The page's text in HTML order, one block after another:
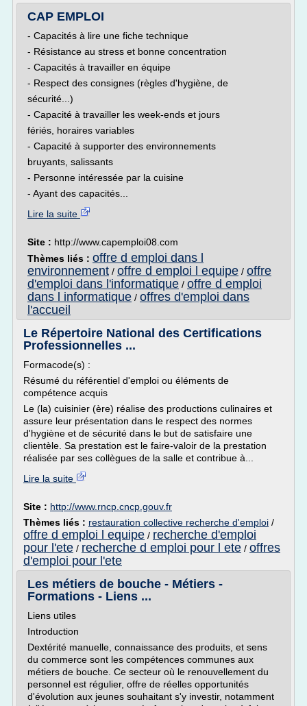
CAP EMPLOI
- Capacités à lire une fiche technique
- Résistance au stress et bonne concentration
- Capacités à travailler en équipe
- Respect des consignes (règles d'hygiène, de
sécurité...)
- Capacité à travailler les week-ends et jours
fériés, horaires variables
- Capacité à supporter des environnements
bruyants, salissants
- Personne intéressée par la cuisine
- Ayant des capacités...
Lire la suite
Site : http://www.capemploi08.com
Thèmes liés : offre d emploi dans l
environnement / offre d emploi l equipe / offre
d'emploi dans l'informatique / offre d emploi
dans l informatique / offres d'emploi dans
l'accueil
Le Répertoire National des Certifications
Professionnelles ...
Formacode(s) :
Résumé du référentiel d'emploi ou éléments de
compétence acquis
Le (la) cuisinier (ère) réalise des productions culinaires et
assure leur présentation dans le respect des normes
d'hygiène et de sécurité dans le but de satisfaire une
clientèle. Sa prestation est le faire-valoir de la prestation
réalisée par ses collègues de la salle et contribue à...
Lire la suite
Site : http://www.rncp.cncp.gouv.fr
Thèmes liés : restauration collective recherche d'emploi /
offre d emploi l equipe / recherche d'emploi
pour l'ete / recherche d emploi pour l ete / offres
d'emploi pour l'ete
Les métiers de bouche - Métiers -
Formations - Liens ...
Liens utiles
Introduction
Dextérité manuelle, connaissance des produits, et sens
du commerce sont les compétences communes aux
métiers de bouche. Ce secteur où le renouvellement du
personnel est régulier, offre de réelles opportunités
d'évolution aux jeunes souhaitant s'y investir, notamment